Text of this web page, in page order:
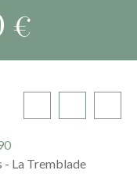
€
- La Tremblade